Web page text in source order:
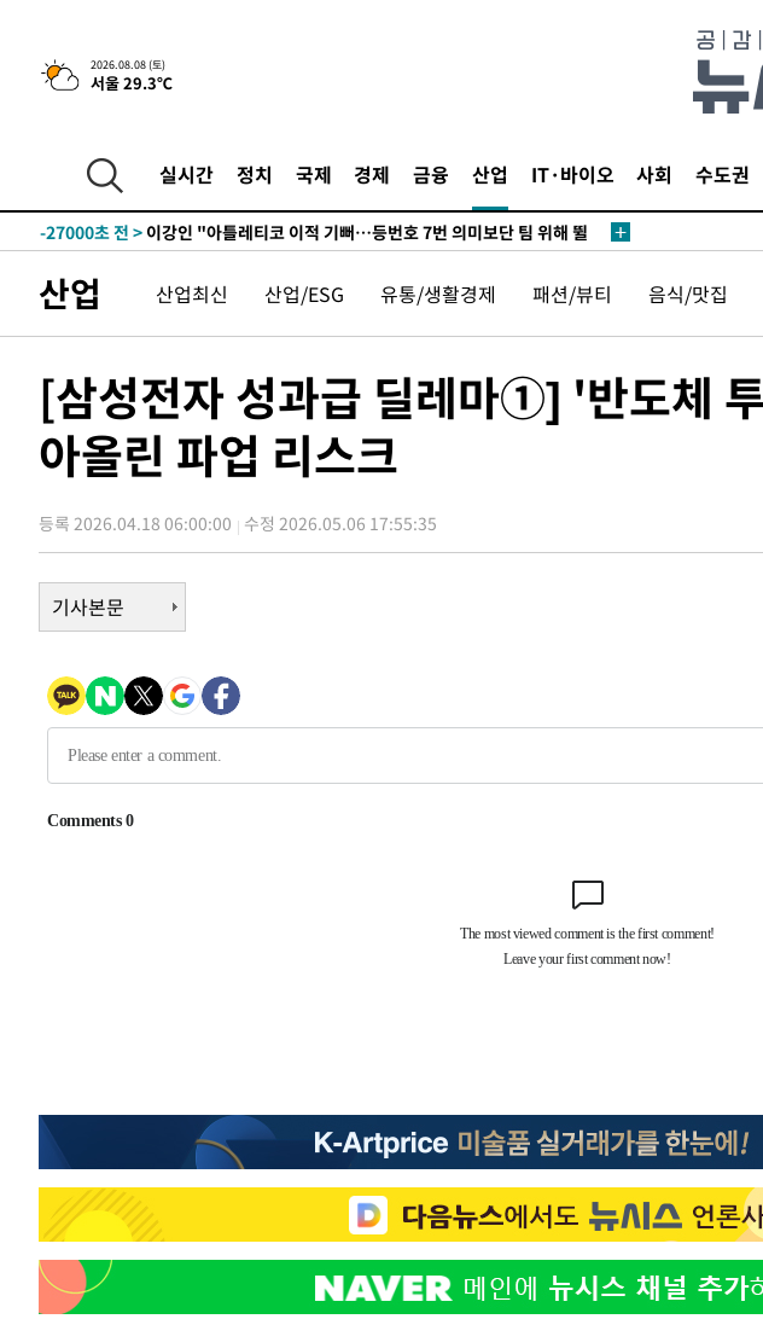
2026.08.08 (토)
서울 29.3℃
실시간 정치 국제 경제 금융 산업 IT·바이오 사회 수도권
6시간 전 >[속보]뉴욕증시 상승 마감…S&P 0.6% 나스닥 1.3%↑
한민수·김용 순
-28184초 전 >
[속보]김민석, 與 전대 당원투표 누적 득표율 45.42%로 1위… 정
청래 44.56%
-27466초 전 >
42.08%·宋 10.17%
-27000초 전 > 이강인 "아틀레티코 이적 기뻐…등번호 7번 의미보단 팀 위해 뛸
-20709초 전 >
낮 최고 35도 '무더위'…동해안 시간당 30㎜ '강한 비'[내일날씨]
-19979초 전 >[속보]이강인 "감독님이 원하는 마음 느꼈고, 많은 트로피 원해 아
-18730초 전 >온열질환 사망자 3명 늘어…누적 환자 3000명 돌파
-12675초 전 >강릉에 시간당 81.4㎜ 물폭탄…도로 잠기고 담벼락 붕괴
-8782초 전 >백운산서 80년근 천종산삼 9뿌리 발견…감정가 1.3억원
-4026초 전 >남자 농구, 나고야 아시안게임서 '홈팀' 일본과 한일전
6분 전 >극한폭염 한풀 꺾이지만…'낮 최고 35도' 무더위, 열대야 계속[다음주 날
씨]
55분 전 >축구협회 "압수수색·성접대 논란 사과…쇄신의 기회로 삼겠다"
1시간 전 > [속보]'압수수색·성접대 논란' 축구협회 "실망과 걱정 안겨드려 죄송"
4시간 전 >'최고 37도' 폭염 지속…강원동해안 최대 150㎜ 비
이강인 "아틀레티코 이적 기뻐…등번호 7번 의미보단 팀 위해 뛸
낮 최고 35도 '무더위'…동해안 시간당 30㎜ '강한 비'[내일날씨]
-8782초 전 >백운산서 80년근 천종산삼 9뿌리 발견…감정가 1.3억원
-6492초 전 >
선재도서 해루질 나섰다 실종 60대, 닷새 만에 숨진 채 발견
-3402초 전 >여수 오동도 해상서 모터보트 전복…1명 사망·1명 실종
6분 전 >극한폭염 한풀 꺾이지만…'낮 최고 35도' 무더위, 열대야 계속[다음주 날
씨]
55분 전 >축구협회 "압수수색·성접대 논란 사과…쇄신의 기회로 삼겠다"
1시간 전 >[속보]'압수수색·성접대 논란' 축구협회 "실망과 걱정 안겨드려 죄송"
산업 산업최신 산업/ESG 유통/생활경제 패션/뷰티 음식/맛집
[삼성전자 성과급 딜레마①] '반도체
아올린 파업 리스크
등록 2026.04.18 06:00:00 수정 2026.05.06 17:55:35
기사본문